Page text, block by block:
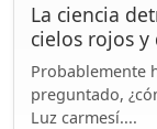
La ciencia
cielos rojos y
Probablemente
preguntado,
Luz carmesí....